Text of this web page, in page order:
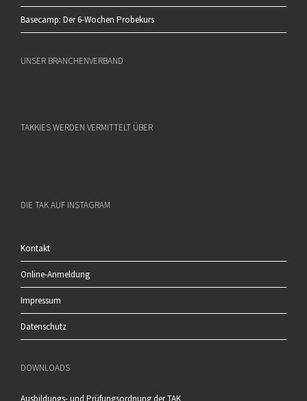
Basecamp: Der 6-Wochen Probekurs
UNSER BRANCHENVERBAND
TAKKIES WERDEN VERMITTELT ÜBER
DIE TAK AUF INSTAGRAM
Kontakt
Online-Anmeldung
Impressum
Datenschutz
DOWNLOADS
Ausbildungs- und Prüfungsordnung der TAK